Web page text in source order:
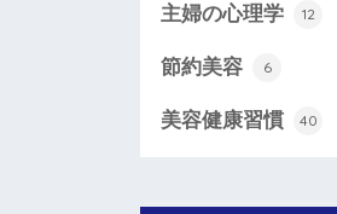
主婦の心理学 12
節約美容 6
美容健康習慣 40